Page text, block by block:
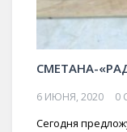
СМЕТАНА-
6 ИЮНЯ, 2020 0
Сегодня